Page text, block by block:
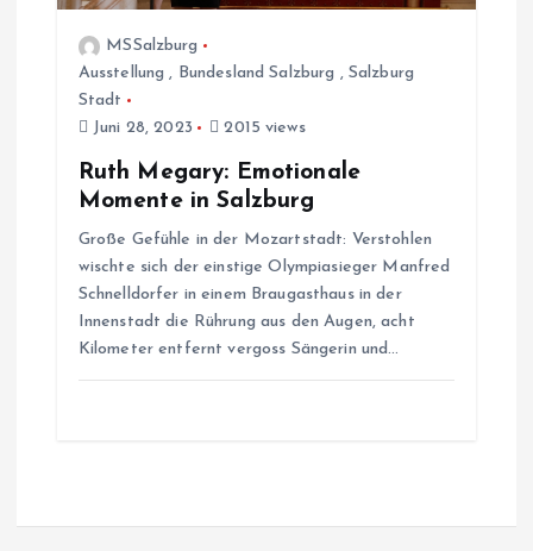
MSSalzburg
Ausstellung , Bundesland Salzburg , Salzburg
Stadt
Juni 28, 2023
2015 views
Ruth Megary: Emotionale
Momente in Salzburg
Große Gefühle in der Mozartstadt: Verstohlen
wischte sich der einstige Olympiasieger Manfred
Schnelldorfer in einem Braugasthaus in der
Innenstadt die Rührung aus den Augen, acht
Kilometer entfernt vergoss Sängerin und…